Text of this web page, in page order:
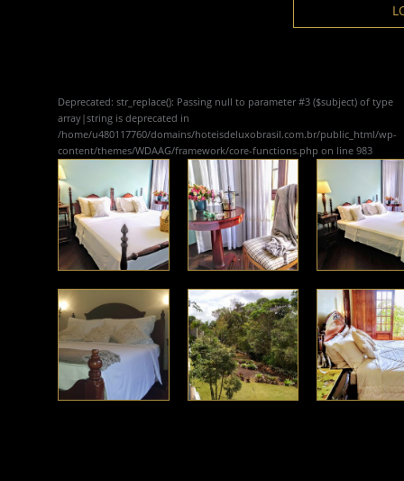
Deprecated: str_replace(): Passing null to parameter #3 ($subject) of type
array|string is deprecated in
/home/u480117760/domains/hoteisdeluxobrasil.com.br/public_html/wp-
content/themes/WDAAG/framework/core-functions.php on line 983